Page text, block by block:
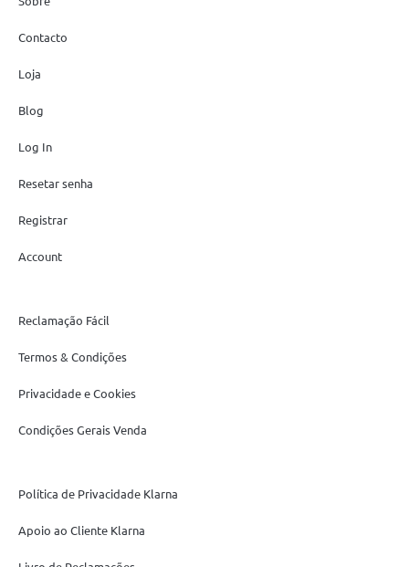
Contacto
Loja
Blog
Log In
Resetar senha
Registrar
Account
Reclamação Fácil
Termos & Condições
Privacidade e Cookies
Condições Gerais Venda
Política de Privacidade Klarna
Apoio ao Cliente Klarna